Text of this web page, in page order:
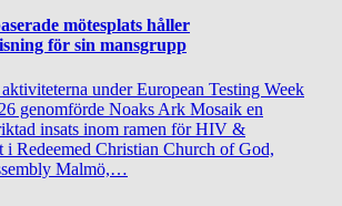
mötesplats håller
för sin mansgrupp
under European Testing Week
genomförde Noaks Ark Mosaik en
insats inom ramen för HIV &
i Redeemed Christian Church of God,
Malmö,…